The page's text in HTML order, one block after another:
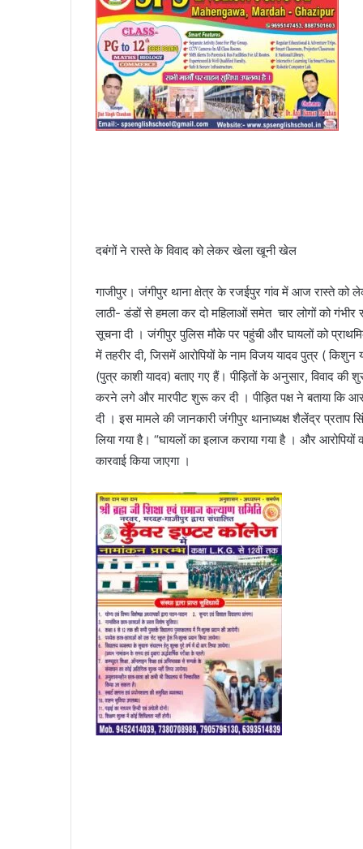
दबंगों ने रास्ते के विवाद को लेकर खेला खूनी खेल
गाजीपुर। जंगीपुर थाना क्षेत्र के रजईपुर गांव में आज रास्ते को
लाठी- डंडों से हमला कर दो महिलाओं समेत चार लोगों को
सूचना दी । जंगीपुर पुलिस मौके पर पहुंची और घायलों को
में तहरीर दी, जिसमें आरोपियों के नाम विजय यादव पुत्र ( किशुन
(पुत्र काशी यादव) बताए गए हैं। पीड़ितों के अनुसार, विवाद की
करने लगे और मारपीट शुरू कर दी । पीड़ित पक्ष ने बताया कि
दी । इस मामले की जानकारी जंगीपुर थानाध्यक्ष शैलेंद्र प्रताप
लिया गया है। “घायलों का इलाज कराया गया है । और
कारवाई किया जाएगा ।